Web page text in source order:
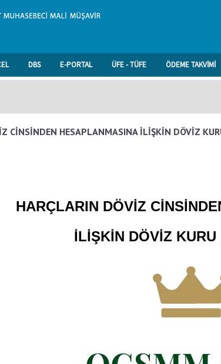
DBS E-PORTAL ÜFE - TÜFE ÖDEME TAKVİMİ
CİNSİNDEN HESAPLANMASINA İLİŞKİN DÖVİZ
HARÇLARIN DÖVİZ
İLİŞKİN DÖVİZ